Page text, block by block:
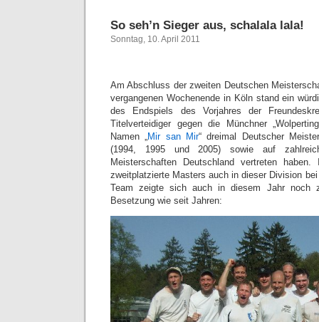
So seh’n Sieger aus, schalala lala!
Sonntag, 10. April 2011
Am Abschluss der zweiten Deutschen
vergangenen Wochenende in Köln stand ein
des Endspiels des Vorjahres der
Titelverteidiger gegen die Münchner
Namen „Mir san Mir“ dreimal Deutscher
(1994, 1995 und 2005) sowie auf
Meisterschaften Deutschland vertreten
zweitplatzierte Masters auch in dieser Division
Team zeigte sich auch in diesem Jahr noch
Besetzung wie seit Jahren: